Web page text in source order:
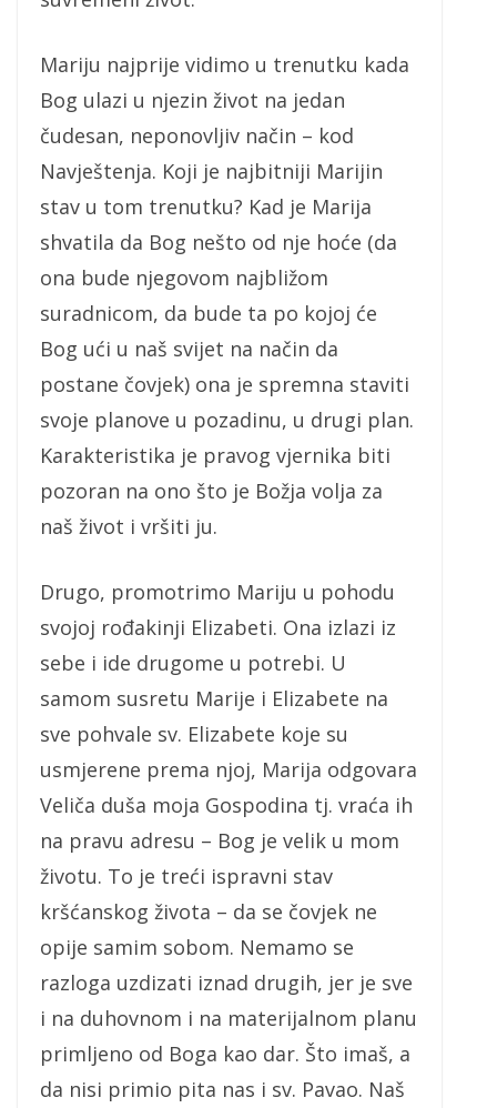
Mariju najprije vidimo u trenutku kada
Bog ulazi u njezin život na jedan
čudesan, neponovljiv način – kod
Navještenja. Koji je najbitniji Marijin
stav u tom trenutku? Kad je Marija
shvatila da Bog nešto od nje hoće (da
ona bude njegovom najbližom
suradnicom, da bude ta po kojoj će
Bog ući u naš svijet na način da
postane čovjek) ona je spremna staviti
svoje planove u pozadinu, u drugi plan.
Karakteristika je pravog vjernika biti
pozoran na ono što je Božja volja za
naš život i vršiti ju.
Drugo, promotrimo Mariju u pohodu
svojoj rođakinji Elizabeti. Ona izlazi iz
sebe i ide drugome u potrebi. U
samom susretu Marije i Elizabete na
sve pohvale sv. Elizabete koje su
usmjerene prema njoj, Marija odgovara
Veliča duša moja Gospodina tj. vraća ih
na pravu adresu – Bog je velik u mom
životu. To je treći ispravni stav
kršćanskog života – da se čovjek ne
opije samim sobom. Nemamo se
razloga uzdizati iznad drugih, jer je sve
i na duhovnom i na materijalnom planu
primljeno od Boga kao dar. Što imaš, a
da nisi primio pita nas i sv. Pavao. Naš